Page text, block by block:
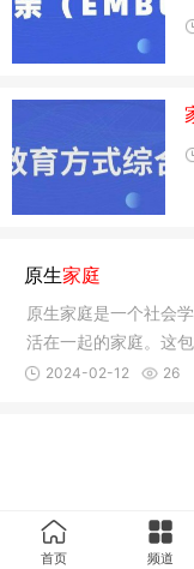
原生家庭
原生家庭是一个社会
活在一起的家庭。这
及夫妻与
2024-02-12 26
首页 频道